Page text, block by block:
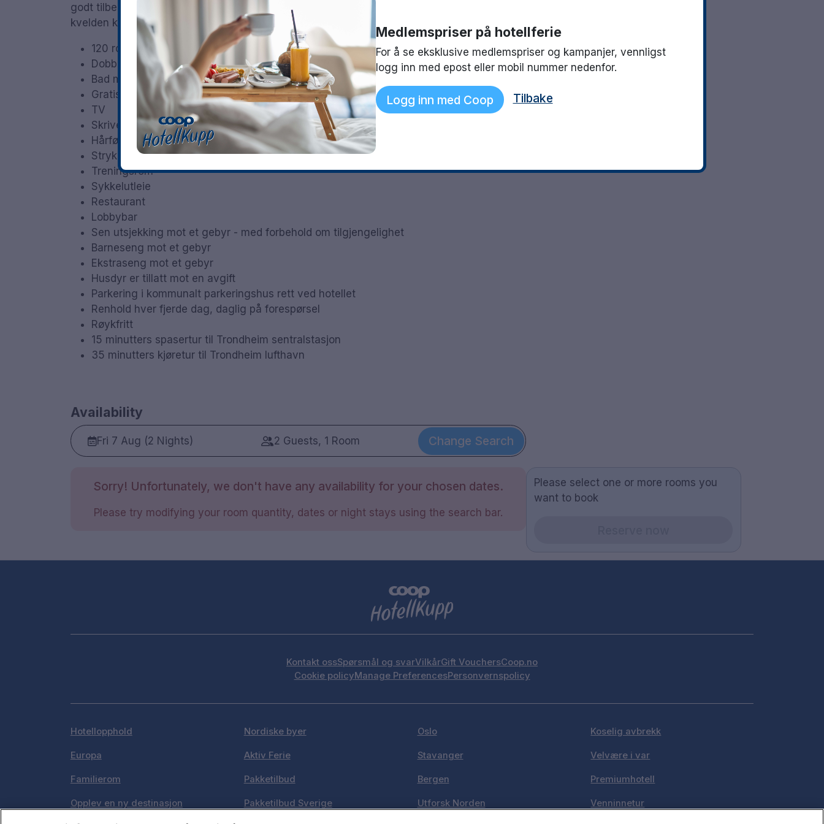
godt tilberedt frokostbuffé, hvor du kan velge mellom ferskt brød til sunne smoothies. Om
kvelden kan du nyte et glass rødt i hotellets hyggelige lobbybar.
120 rom
Dobbeltrom og familierom
Bad med dusj
Gratis WiFi
TV
Skrivebord
Hårføner
Strykejern/strykebrett på forespørsel
Treningsrom
Sykkelutleie
Restaurant
Lobbybar
Sen utsjekking mot et gebyr - med forbehold om tilgjengelighet
Barneseng mot et gebyr
Ekstraseng mot et gebyr
Husdyr er tillatt mot en avgift
Parkering i kommunalt parkeringshus rett ved hotellet
Renhold hver fjerde dag, daglig på forespørsel
Røykfritt
15 minutters spasertur til Trondheim sentralstasjon
35 minutters kjøretur til Trondheim lufthavn
Availability
Fri 7 Aug (2 Nights) 2 Guests, 1 Room Change Search
Sorry! Unfortunately, we don't have any availability for your chosen dates.
Please try modifying your room quantity, dates or night stays using the search bar.
Please select one or more rooms you
want to book
Medlemspriser på hotellferie
For å se eksklusive medlemspriser og kampanjer, vennligst
logg inn med epost eller mobil nummer nedenfor.
Logg inn med Coop Tilbake
Kontakt ossSpørsmål og svarVilkårGift VouchersCoop.no
Cookie policyManage PreferencesPersonvernspolicy
Hotellopphold
Europa
Familierom
Opplev en ny destinasjon
Nordiske byer
Aktiv Ferie
Pakketilbud
Pakketilbud Sverige
Oslo
Stavanger
Bergen
Utforsk Norden
Koselig avbrekk
Velvære i var
Premiumhotell
Venninnetur